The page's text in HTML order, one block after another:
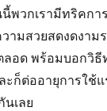
นี้พวกเรามีทริคก
วามสวยสดงดงา
ลอด พร้อมบอกวิ
ก็ต่ออายุการใช้
นเลย